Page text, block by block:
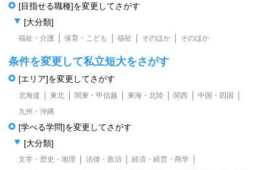
[目指せる職種]を変更してさがす
[大分類]
福祉・介護 保育・こども 福祉 そのほか そのほか
条件を変更して私立短大をさがす
[エリア]を変更してさがす
北海道 東北 関東・甲信越 東海・北陸 関西
中国・四国
九州・沖縄
[学べる学問]を変更してさがす
[大分類]
文学・歴史・地理 法律・政治
経済・経営・商学